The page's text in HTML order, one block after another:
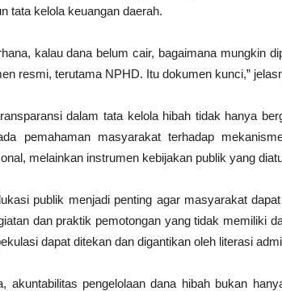
tata kelola keuangan daerah.
kalau dana belum cair, bagaimana mungkin
resmi, terutama NPHD. Itu dokumen kunci,”
dalam tata kelola hibah tidak hanya
pemahaman masyarakat terhadap
melainkan instrumen kebijakan publik yang
publik menjadi penting agar masyarakat
dan praktik pemotongan yang tidak memiliki
dapat ditekan dan digantikan oleh literasi
akuntabilitas pengelolaan dana hibah bukan